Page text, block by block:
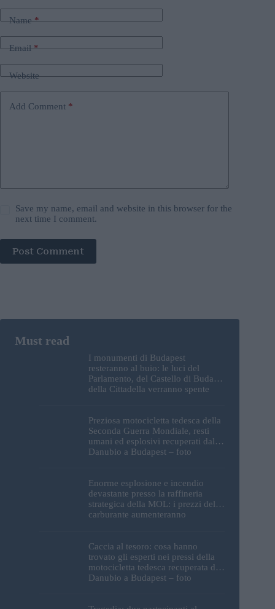
Name*
Email*
Website
Add Comment *
Save my name, email and website in this browser for the
next time I comment.
Post Comment
I monumenti di Budapest
resteranno al buio: le luci del
Parlamento, del Castello di Buda e
della Cittadella verranno spente
Preziosa motocicletta tedesca della
Seconda Guerra Mondiale, resti
umani ed esplosivi recuperati dal
Danubio a Budapest – foto
Enorme esplosione e incendio
devastante presso la raffineria
strategica della MOL: i prezzi del
carburante aumenteranno
Caccia al tesoro: cosa hanno
trovato gli esperti nei pressi della
motocicletta tedesca recuperata dal
Danubio a Budapest – foto